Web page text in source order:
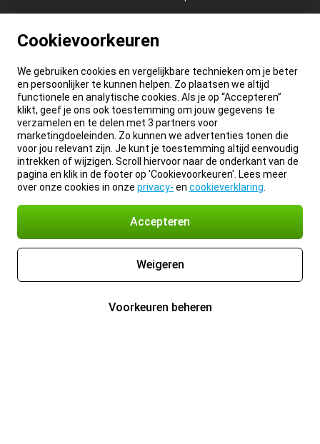
Cookievoorkeuren
We gebruiken cookies en vergelijkbare technieken om je beter
en persoonlijker te kunnen helpen. Zo plaatsen we altijd
functionele en analytische cookies. Als je op “Accepteren”
klikt, geef je ons ook toestemming om jouw gegevens te
verzamelen en te delen met 3 partners voor
marketingdoeleinden. Zo kunnen we advertenties tonen die
voor jou relevant zijn. Je kunt je toestemming altijd eenvoudig
intrekken of wijzigen. Scroll hiervoor naar de onderkant van de
pagina en klik in de footer op 'Cookievoorkeuren'. Lees meer
over onze cookies in onze privacy- en cookieverklaring
Accepteren
Weigeren
Voorkeuren beheren